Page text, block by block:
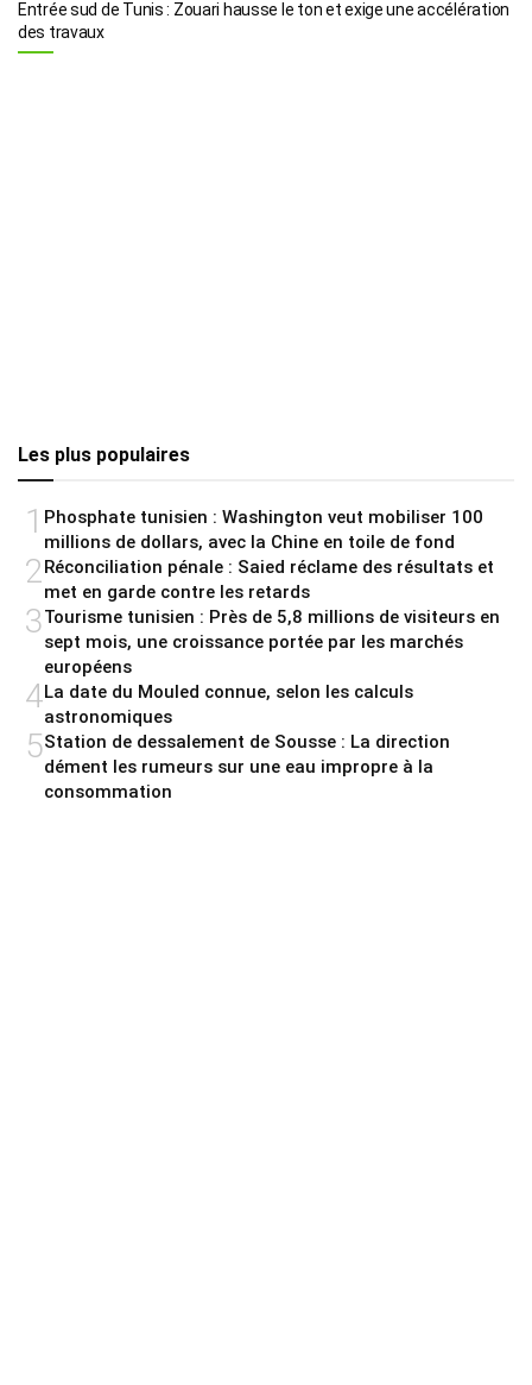
Entrée sud de Tunis : Zouari hausse le ton et exige une accélération
des travaux
Les plus populaires
1 Phosphate tunisien : Washington veut mobiliser 100
millions de dollars, avec la Chine en toile de fond
2Réconciliation pénale : Saied réclame des résultats et
met en garde contre les retards
3Tourisme tunisien : Près de 5,8 millions de visiteurs en
sept mois, une croissance portée par les marchés
européens
4La date du Mouled connue, selon les calculs
astronomiques
5Station de dessalement de Sousse : La direction
dément les rumeurs sur une eau impropre à la
consommation